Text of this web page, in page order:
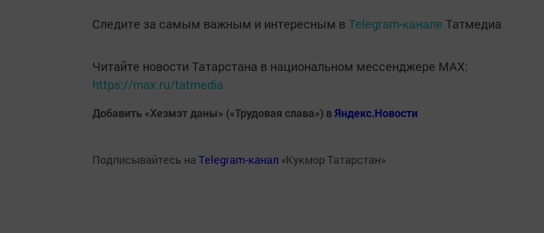
Следите за самым важным и интересным в Telegram-канале Татмедиа
Читайте новости Татарстана в национальном мессенджере MАХ:
https://max.ru/tatmedia
Добавить «Хезмэт даны» («Трудовая слава») вЯндекс.Новости
Подписывайтесь на Telegram-канал «Кукмор Татарстан»